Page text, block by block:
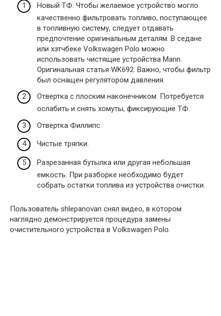
Новый ТФ. Чтобы желаемое устройство могло
качественно фильтровать топливо, поступающее
в топливную систему, следует отдавать
предпочтение оригинальным деталям. В седане
или хэтчбеке Volkswagen Polo можно
использовать чистящие устройства Mann.
Оригинальная статья WK692. Важно, чтобы фильтр
был оснащен регулятором давления.
Отвертка с плоским наконечником. Потребуется
ослабить и снять хомуты, фиксирующие ТФ.
Отвертка Филлипс.
Чистые тряпки.
Разрезанная бутылка или другая небольшая
емкость. При разборке необходимо будет
собрать остатки топлива из устройства очистки.
Пользователь shlepanovan снял видео, в котором
наглядно демонстрируется процедура замены
очистительного устройства в Volkswagen Polo.